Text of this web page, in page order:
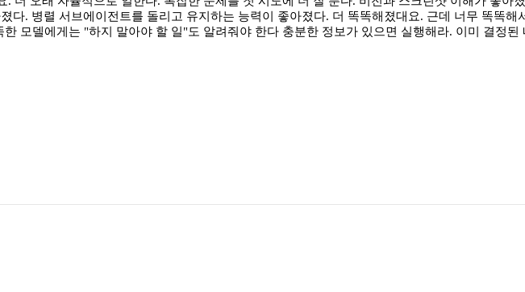
다. 병렬 서브에이전트를 돌리고 유지하는 능력이 좋아졌다. 더 똑똑해졌대요. 근데 너무 똑똑해
모델에게는 "하지 말아야 할 일"도 알려줘야 한다 충분한 정보가 있으면 실행해라. 이미 결정